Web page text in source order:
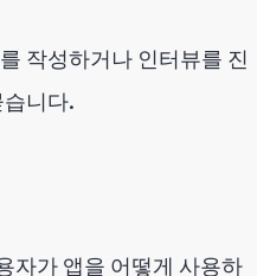
작성하거나 인터뷰를 진
니다.
자가 앱을 어떻게 사용하